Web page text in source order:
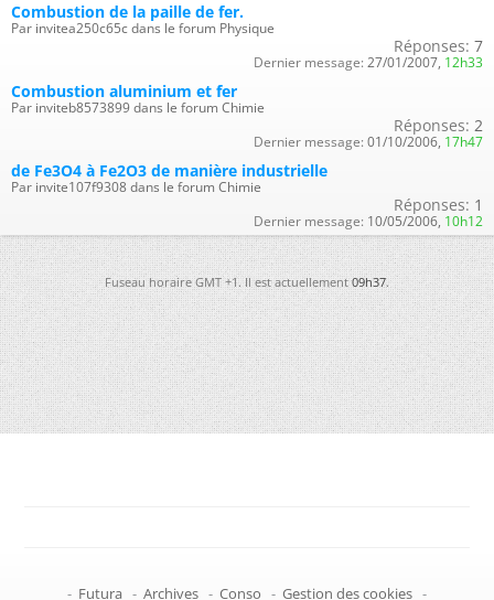
Combustion de la paille de fer.
Par invitea250c65c dans le forum Physique
Réponses: 7
Dernier message: 27/01/2007, 12h33
Combustion aluminium et fer
Par inviteb8573899 dans le forum Chimie
Réponses: 2
Dernier message: 01/10/2006, 17h47
de Fe3O4 à Fe2O3 de manière industrielle
Par invite107f9308 dans le forum Chimie
Réponses: 1
Dernier message: 10/05/2006, 10h12
Fuseau horaire GMT +1. Il est actuellement09h37.
- Futura - Archives - Conso - Gestion des cookies -